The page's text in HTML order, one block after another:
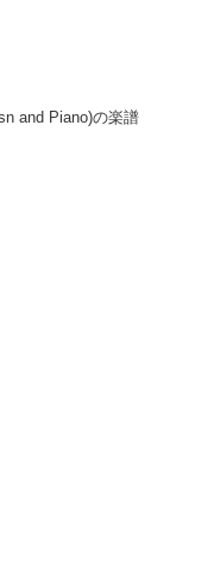
and Piano)の楽譜